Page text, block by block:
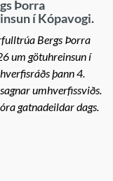
Þorra
í Kópavogi.
Bergs Þorra
um götuhreinsun í
þann 4.
umhverfissviðs.
gatnadeildar dags.